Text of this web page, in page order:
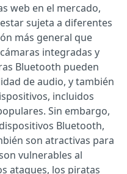
web en el mercado,
sujeta a diferentes
más general que
integradas y
Bluetooth pueden
de audio, y también
incluidos
Sin embargo,
Bluetooth,
son atractivas para
vulnerables al
ataques, los piratas